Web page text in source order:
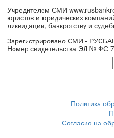
Учредителем СМИ
юристов и юридических
ликвидации, банкротству и
Зарегистрировано СМИ -
Номер свидетельства ЭЛ № ФС
Политика
Согласие на